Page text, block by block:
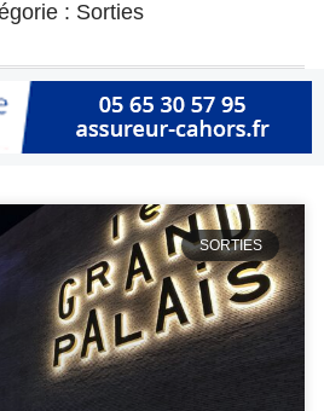
: Sorties
SORTIES